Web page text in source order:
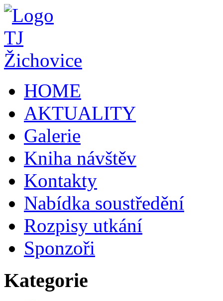
HOME
AKTUALITY
Galerie
Kniha návštěv
Kontakty
Nabídka soustředění
Rozpisy utkání
Sponzoři
Kategorie